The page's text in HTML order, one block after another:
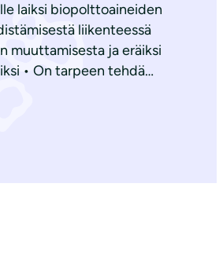
laiksi biopolttoaineiden
liikenteessä
muuttamisesta ja eräiksi
• On tarpeen tehdä…